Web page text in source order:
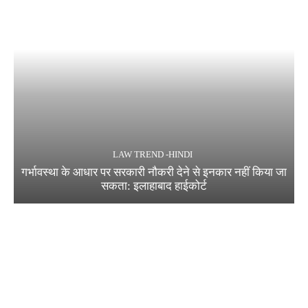
LAW TREND -HINDI
गर्भावस्था के आधार पर सरकारी नौकरी देने से इनकार नहीं किया जा
सकता: इलाहाबाद हाईकोर्ट